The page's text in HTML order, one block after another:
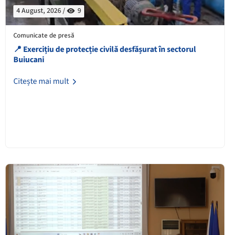
4 August, 2026 / 9
Comunicate de presă
📍 Exercițiu de protecție civilă desfășurat în sectorul
Buiucani
Citește mai mult